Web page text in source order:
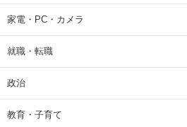
家電・PC・カメラ
就職・転職
政治
教育・子育て